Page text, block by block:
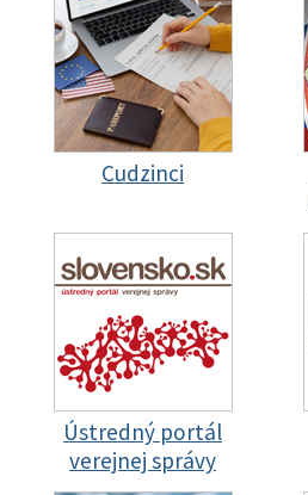
Cudzinci
Ústredný portál
verejnej správy